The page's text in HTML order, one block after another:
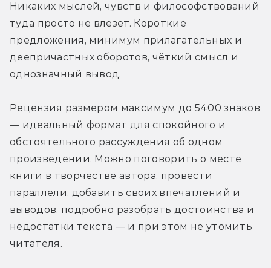
Никаких мыслей, чувств и философствований
туда просто не влезет. Короткие
предложения, минимум прилагательных и
деепричастных оборотов, чёткий смысл и
однозначный вывод.
Рецензия размером максимум до 5400 знаков
— идеальный формат для спокойного и
обстоятельного рассуждения об одном
произведении. Можно поговорить о месте
книги в творчестве автора, провести
параллели, добавить своих впечатлений и
выводов, подробно разобрать достоинства и
недостатки текста — и при этом не утомить
читателя.